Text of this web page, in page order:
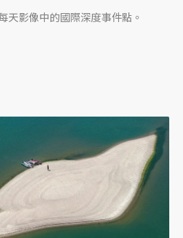
天影像中的國際深度事件點。